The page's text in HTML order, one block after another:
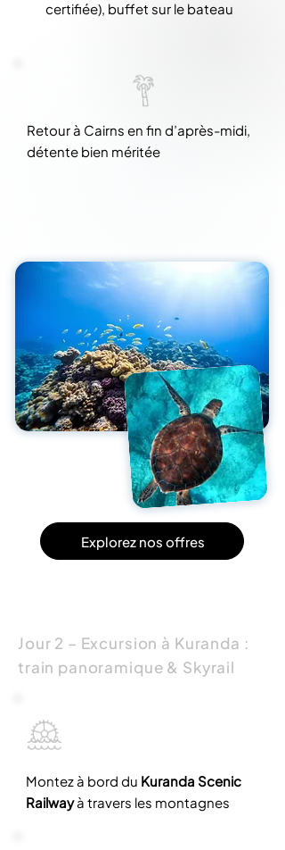
certifiée), buffet sur le bateau
Retour à Cairns en fin d’après-midi,
détente bien méritée
Explorez nos offres
Jour 2 – Excursion à Kuranda :
train panoramique & Skyrail
Montez à bord du Kuranda Scenic
Railwayà travers les montagnes